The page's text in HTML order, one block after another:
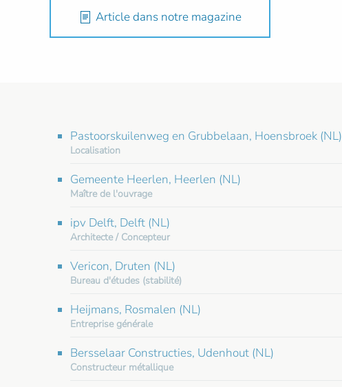
Article dans notre magazine
Pastoorskuilenweg en Grubbelaan, Hoensbroek (NL)
Localisation
Gemeente Heerlen, Heerlen (NL)
Maître de l'ouvrage
ipv Delft, Delft (NL)
Architecte / Concepteur
Vericon, Druten (NL)
Bureau d'études (stabilité)
Heijmans, Rosmalen (NL)
Entreprise générale
Bersselaar Constructies, Udenhout (NL)
Constructeur métallique